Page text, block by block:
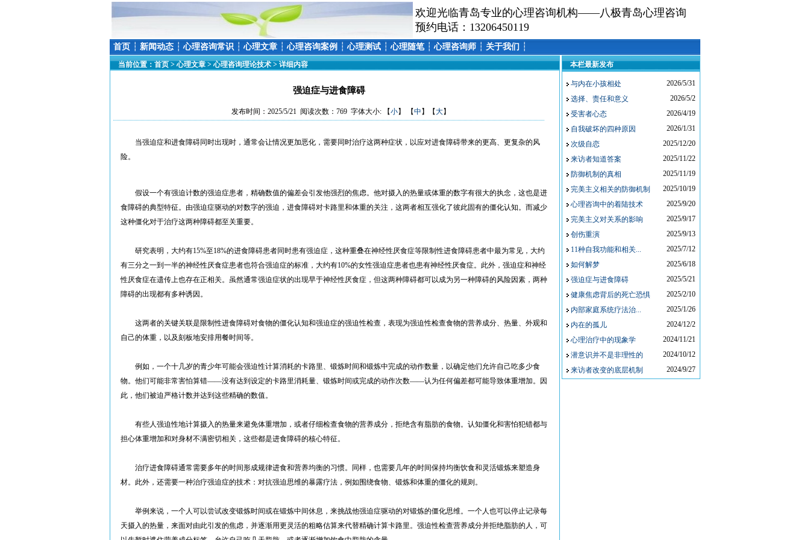
欢迎光临青岛专业的心理咨询机构——八极青岛心理咨询
预约电话：13206450119
首页 ┆ 新闻动态 ┆ 心理咨询常识 ┆ 心理文章 ┆ 心理咨询案例 ┆ 心理测试 ┆ 心理随笔 ┆ 心理咨询师 ┆ 关于我们 ┆
当前位置： 首页 >心理文章 >心理咨询理论技术 > 详细内容
强迫症与进食障碍
发布时间：2025/5/21 阅读次数：769 字体大小: 【小】 【中 】【大】
当强迫症和进食障碍同时出现时，通常会让情况更加恶化，需要同时治疗这两种症状，以应对进食障碍带来的更高、更复杂的风
险。
假设一个有强迫计数的强迫症患者，精确数值的偏差会引发他强烈的焦虑。他对摄入的热量或体重的数字有很大的执念，这也是进
食障碍的典型特征。由强迫症驱动的对数字的强迫，进食障碍对卡路里和体重的关注，这两者相互强化了彼此固有的僵化认知。而减少
这种僵化对于治疗这两种障碍都至关重要。
研究表明，大约有15%至18%的进食障碍患者同时患有强迫症，这种重叠在神经性厌食症等限制性进食障碍患者中最为常见，大约
有三分之一到一半的神经性厌食症患者也符合强迫症的标准，大约有10%的女性强迫症患者也患有神经性厌食症。此外，强迫症和神经
性厌食症在遗传上也存在正相关。虽然通常强迫症状的出现早于神经性厌食症，但这两种障碍都可以成为另一种障碍的风险因素，两种
障碍的出现都有多种诱因。
这两者的关键关联是限制性进食障碍对食物的僵化认知和强迫症的强迫性检查，表现为强迫性检查食物的营养成分、热量、外观和
自己的体重，以及刻板地安排用餐时间等。
例如，一个十几岁的青少年可能会强迫性计算消耗的卡路里、锻炼时间和锻炼中完成的动作数量，以确定他们允许自己吃多少食
物。他们可能非常害怕算错——没有达到设定的卡路里消耗量、锻炼时间或完成的动作次数——认为任何偏差都可能导致体重增加。因
此，他们被迫严格计数并达到这些精确的数值。
有些人强迫性地计算摄入的热量来避免体重增加，或者仔细检查食物的营养成分，拒绝含有脂肪的食物。认知僵化和害怕犯错都与
担心体重增加和对身材不满密切相关，这些都是进食障碍的核心特征。
治疗进食障碍通常需要多年的时间形成规律进食和营养均衡的习惯。同样，也需要几年的时间保持均衡饮食和灵活锻炼来塑造身
材。此外，还需要一种治疗强迫症的技术：对抗强迫思维的暴露疗法，例如围绕食物、锻炼和体重的僵化的规则。
举例来说，一个人可以尝试改变锻炼时间或在锻炼中间休息，来挑战他强迫症驱动的对锻炼的僵化思维。一个人也可以停止记录每
天摄入的热量，来面对由此引发的焦虑，并逐渐用更灵活的粗略估算来代替精确计算卡路里。强迫性检查营养成分并拒绝脂肪的人，可
本栏最新发布
与内在小孩相处
2026/5/31
选择、责任和意义
2026/5/2
受害者心态
2026/4/19
自我破坏的四种原因
2026/1/31
次级自恋
2025/12/20
来访者知道答案
2025/11/22
防御机制的真相
2025/11/19
完美主义相关的防御机制
2025/10/19
心理咨询中的着陆技术
2025/9/20
完美主义对关系的影响
2025/9/17
创伤重演
2025/9/13
11种自我功能和相关...
2025/7/12
如何解梦
2025/6/18
强迫症与进食障碍
2025/5/21
健康焦虑背后的死亡恐惧
2025/2/10
内部家庭系统疗法治...
2025/1/26
内在的孤儿
2024/12/2
心理治疗中的现象学
2024/11/21
潜意识并不是非理性的
2024/10/12
来访者改变的底层机制
2024/9/27